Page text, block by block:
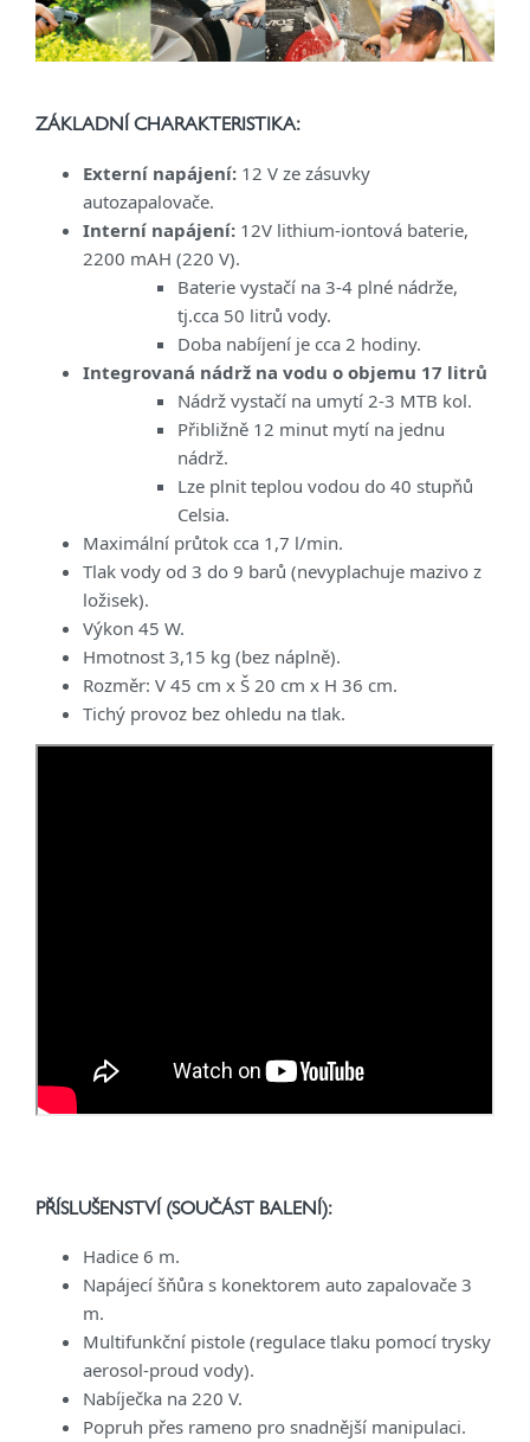
ZÁKLADNÍ CHARAKTERISTIKA:
Externí napájení: 12 V ze zásuvky
autozapalovače.
Interní napájení: 12V lithium-iontová baterie,
2200 mAH (220 V).
Baterie vystačí na 3-4 plné nádrže,
tj.cca 50 litrů vody.
Doba nabíjení je cca 2 hodiny.
Integrovaná nádrž na vodu o objemu 17 litrů
Nádrž vystačí na umytí 2-3 MTB kol.
Přibližně 12 minut mytí na jednu
nádrž.
Lze plnit teplou vodou do 40 stupňů
Celsia.
Maximální průtok cca 1,7 l/min.
Tlak vody od 3 do 9 barů (nevyplachuje mazivo z
ložisek).
Výkon 45 W.
Hmotnost 3,15 kg (bez náplně).
Rozměr: V 45 cm x Š 20 cm x H 36 cm.
Tichý provoz bez ohledu na tlak.
PŘÍSLUŠENSTVÍ (SOUČÁST BALENÍ):
Hadice 6 m.
Napájecí šňůra s konektorem auto zapalovače 3
m.
Multifunkční pistole (regulace tlaku pomocí trysky
aerosol-proud vody).
Nabíječka na 220 V.
Popruh přes rameno pro snadnější manipulaci.